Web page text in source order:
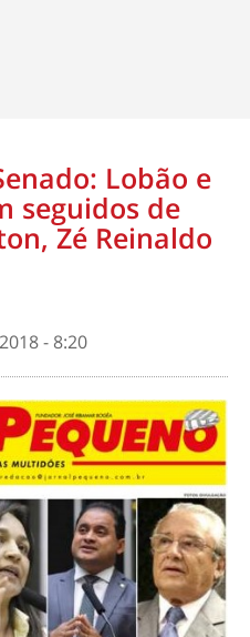
Lobão e
seguidos de
Zé Reinaldo
- 8:20